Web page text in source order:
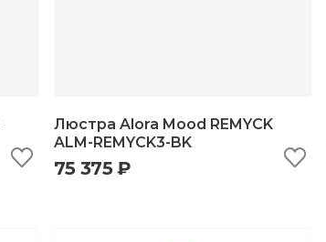
быстрый просмотр
Люстра Alora Mood REMYCK
ALM-REMYCK3-BK
75 375 ₽